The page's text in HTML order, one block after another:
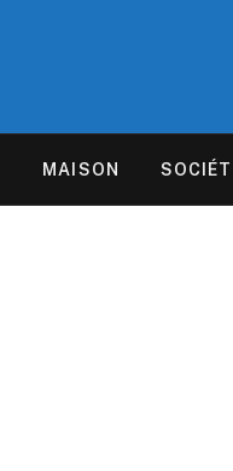
MAISON